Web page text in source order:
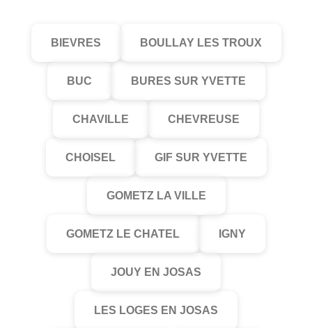
BIEVRES BOULLAY LES TROUX
BUC BURES SUR YVETTE
CHAVILLE CHEVREUSE
CHOISEL GIF SUR YVETTE
GOMETZ LA VILLE
GOMETZ LE CHATEL IGNY
JOUY EN JOSAS
LES LOGES EN JOSAS